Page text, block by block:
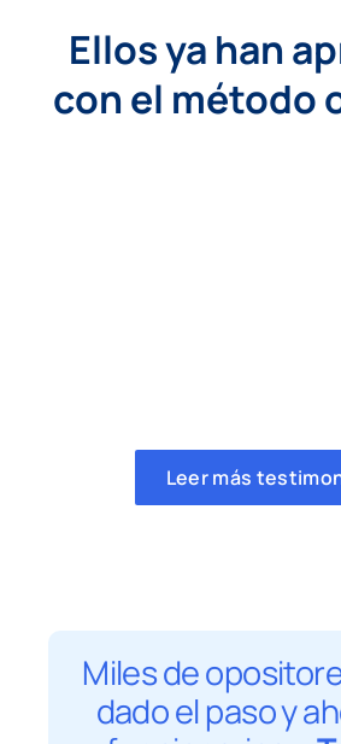
Ellos ya han
con el método
Leer más
Miles de
dado el paso y